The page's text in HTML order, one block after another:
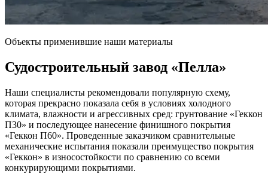
Объекты применившие наши материалы
Судостроительный завод «Пелла»
Наши специалисты рекомендовали популярную схему,
которая прекрасно показала себя в условиях холодного
климата, влажности и агрессивных сред: грунтование «Геккон
П30» и последующее нанесение финишного покрытия
«Геккон П60». Проведенные заказчиком сравнительные
механические испытания показали преимущество покрытия
«Геккон» в износостойкости по сравнению со всеми
конкурирующими покрытиями.